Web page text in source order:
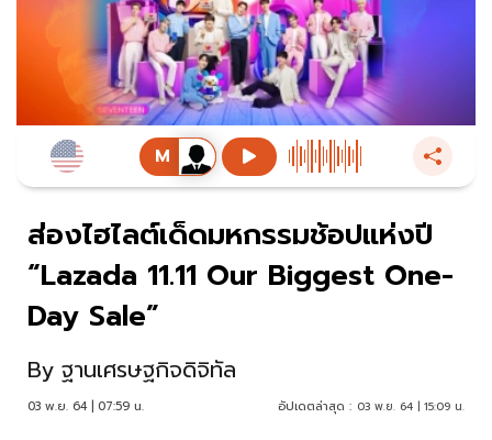
ส่องไฮไลต์เด็ดมหกรรมช้อปแห่งปี
“Lazada 11.11 Our Biggest One-
Day Sale”
By ฐานเศรษฐกิจดิจิทัล
03 พ.ย. 64 | 07:59 น. อัปเดตล่าสุด : 03 พ.ย. 64 | 15:09 น.